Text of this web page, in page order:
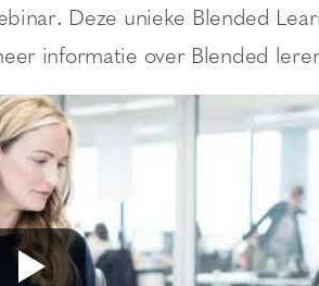
. Deze unieke Blended
informatie over Blended